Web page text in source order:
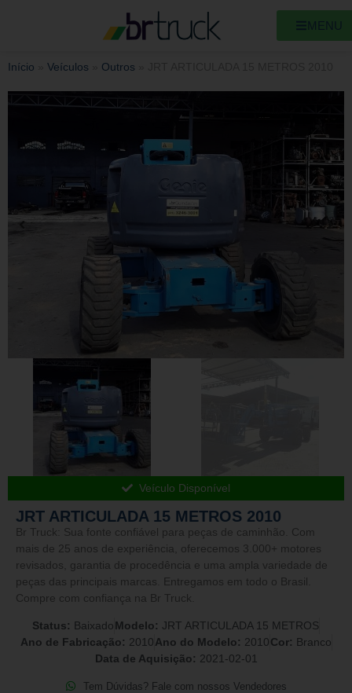
MENU
Início Veículos Outros
Veículo Disponível
JRT ARTICULADA 15 METROS 2010
Br Truck: Sua fonte confiável para peças de caminhão. Com
mais de 25 anos de experiência, oferecemos 3.000+ motores
revisados, garantia de procedência e uma ampla variedade de
peças das principais marcas. Entregamos em todo o Brasil.
Compre com confiança na Br Truck.
Status: BaixadoModelo: JRT ARTICULADA 15 METROS
Ano de Fabricação: 2010Ano do Modelo: 2010Cor: Branco
Data de Aquisição: 2021-02-01
Tem Dúvidas? Fale com nossos Vendedores